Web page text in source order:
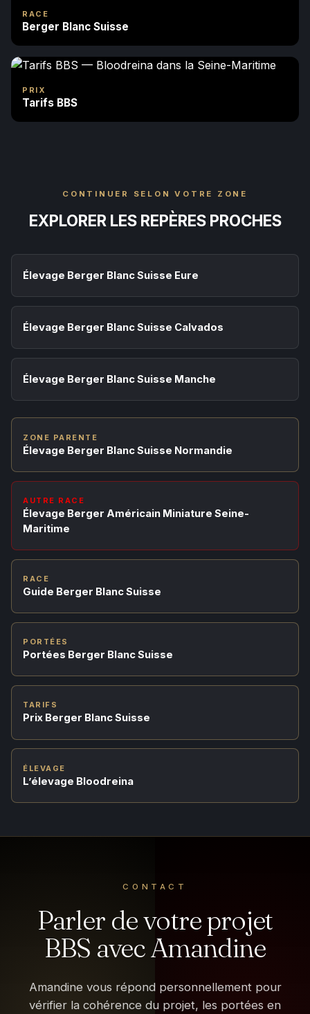
RACE
Berger Blanc Suisse
PRIX
Tarifs BBS
CONTINUER SELON VOTRE ZONE
EXPLORER LES REPÈRES PROCHES
Élevage Berger Blanc Suisse Eure
Élevage Berger Blanc Suisse Calvados
Élevage Berger Blanc Suisse Manche
ZONE PARENTE
Élevage Berger Blanc Suisse Normandie
AUTRE RACE
Élevage Berger Américain Miniature Seine-
Maritime
RACE
Guide Berger Blanc Suisse
PORTÉES
Portées Berger Blanc Suisse
TARIFS
Prix Berger Blanc Suisse
ÉLEVAGE
L’élevage Bloodreina
CONTACT
Parler de votre projet
BBS avec Amandine
Amandine vous répond personnellement pour
vérifier la cohérence du projet, les portées en